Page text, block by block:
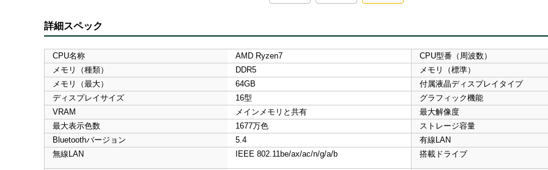
詳細スペック
CPU名称 AMD Ryzen7 CPU型番（周波数）
メモリ（種類）
DDR5 メモリ（標準）
メモリ（最大）
64GB 付属液晶ディスプレイタイプ
ディスプレイサイズ
16型 グラフィック機能
VRAM
メインメモリと共有 最大解像度
最大表示色数
1677万色 ストレージ容量
Bluetoothバージョン
5.4 有線LAN
無線LAN
IEEE 802.11be/ax/ac/n/g/a/b 搭載ドライブ